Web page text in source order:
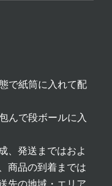
で紙筒に入れて配
んで段ボールに入
、発送まではおよ
商品の到着までは